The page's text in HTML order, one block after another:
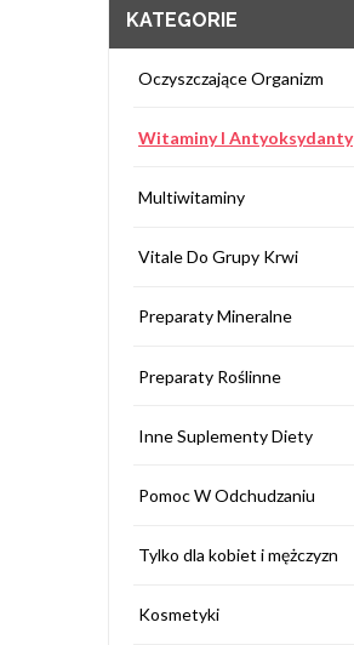
KATEGORIE
Oczyszczające Organizm
Witaminy I Antyoksydanty
Multiwitaminy
Vitale Do Grupy Krwi
Preparaty Mineralne
Preparaty Roślinne
Inne Suplementy Diety
Pomoc W Odchudzaniu
Tylko dla kobiet i mężczyzn
Kosmetyki